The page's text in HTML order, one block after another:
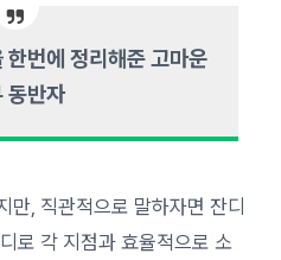
한번에 정리해준 고마운
동반자
만, 직관적으로 말하자면 잔디
로 각 지점과 효율적으로 소